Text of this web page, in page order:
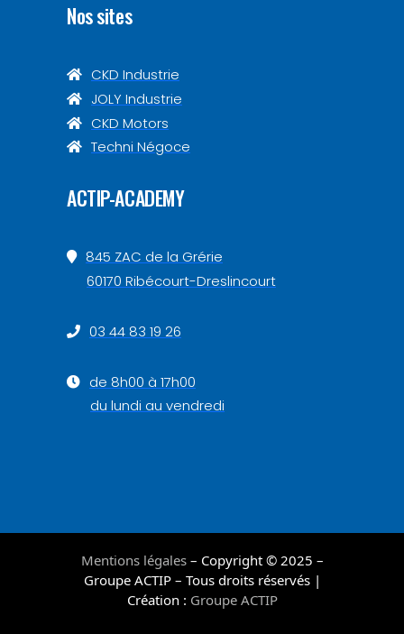
Nos sites
CKD Industrie
JOLY Industrie
CKD Motors
Techni Négoce
ACTIP-ACADEMY
845 ZAC de la Grérie
60170 Ribécourt-Dreslincourt
03 44 83 19 26
de 8h00 à 17h00
du lundi au vendredi
Mentions légales– Copyright © 2025 –
Groupe ACTIP – Tous droits réservés |
Création : Groupe ACTIP